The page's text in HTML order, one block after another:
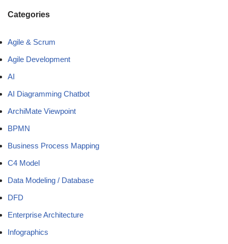
Categories
Agile & Scrum
Agile Development
AI
AI Diagramming Chatbot
ArchiMate Viewpoint
BPMN
Business Process Mapping
C4 Model
Data Modeling / Database
DFD
Enterprise Architecture
Infographics